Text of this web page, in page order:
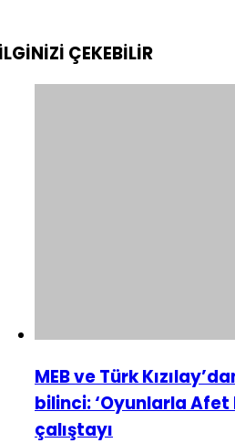
ÇEKEBİLİR
MEB ve Türk
bilinci: ‘Oyunlarla Afet
çalıştayı